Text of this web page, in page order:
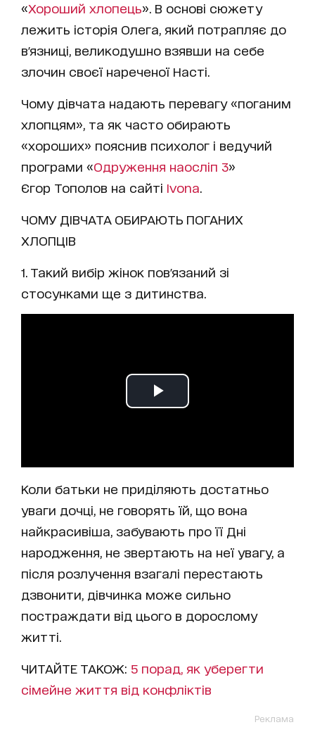
«Хороший хлопець». В основі сюжету
лежить історія Олега, який потрапляє до
в'язниці, великодушно взявши на себе
злочин своєї нареченої Насті.
Чому дівчата надають перевагу «поганим
хлопцям», та як часто обирають
«хороших» пояснив психолог і ведучий
програми «Одруження наосліп 3»
Єгор Тополов на сайті Ivona
ЧОМУ ДІВЧАТА ОБИРАЮТЬ ПОГАНИХ
ХЛОПЦІВ
1. Такий вибір жінок пов'язаний зі
стосунками ще з дитинства.
Коли батьки не приділяють достатньо
уваги дочці, не говорять їй, що вона
найкрасивіша, забувають про її Дні
народження, не звертають на неї увагу, а
після розлучення взагалі перестають
дзвонити, дівчинка може сильно
постраждати від цього в дорослому
житті.
ЧИТАЙТЕ ТАКОЖ: 5 порад, як уберегти
сімейне життя від конфліктів
Реклама